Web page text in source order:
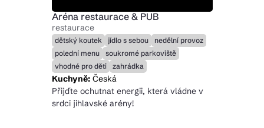
Aréna restaurace & PUB
restaurace
dětský koutek jídlo s sebou
nedělní provoz
polední menu
soukromé parkoviště
vhodné pro děti
zahrádka
Kuchyně:Česká
Přijďte ochutnat energii, která vládne v
srdci jihlavské arény!